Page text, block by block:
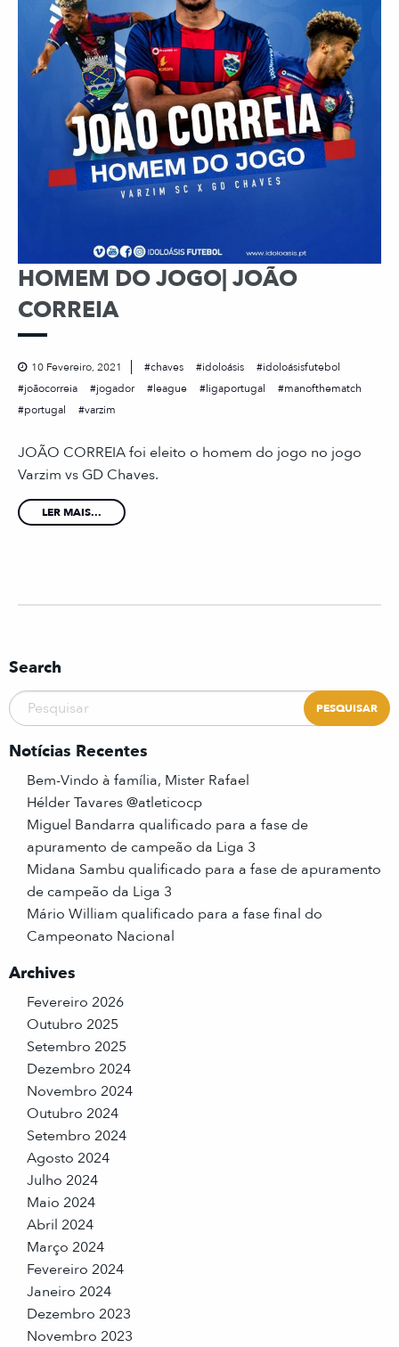
HOMEM DO JOGO| JOÃO
CORREIA
10 Fevereiro, 2021 chaves idoloásis
idoloásisfutebol
joãocorreia
jogador league ligaportugal
manofthematch
portugal
varzim
JOÃO CORREIA foi eleito o homem do jogo no jogo
Varzim vs GD Chaves.
LER MAIS...
Search
Notícias Recentes
Bem-Vindo à família, Mister Rafael
Hélder Tavares @atleticocp
Miguel Bandarra qualificado para a fase de
apuramento de campeão da Liga 3
Midana Sambu qualificado para a fase de apuramento
de campeão da Liga 3
Mário William qualificado para a fase final do
Campeonato Nacional
Archives
Fevereiro 2026
Outubro 2025
Setembro 2025
Dezembro 2024
Novembro 2024
Outubro 2024
Setembro 2024
Agosto 2024
Julho 2024
Maio 2024
Abril 2024
Março 2024
Fevereiro 2024
Janeiro 2024
Dezembro 2023
Novembro 2023